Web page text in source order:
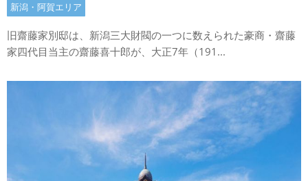
新潟・阿賀エリア
旧齋藤家別邸は、新潟三大財閥の一つに数えられた豪商・齋藤
家四代目当主の齋藤喜十郎が、大正7年（191...